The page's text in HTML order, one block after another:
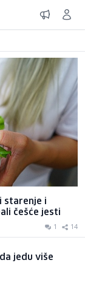
i
češće jesti
1 14
jedu više